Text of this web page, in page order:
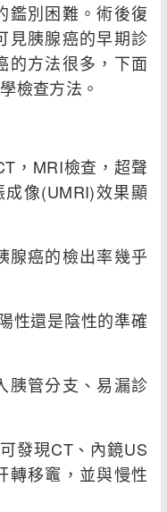
鑑別困難。術後復
見胰腺癌的早期診
的方法很多，下面
檢查方法。
，MRI檢查，超聲
像(UMRI)效果顯
腺癌的檢出率幾乎
性還是陰性的準確
胰管分支、易漏診
發現CT、內鏡US
轉移竈，並與慢性